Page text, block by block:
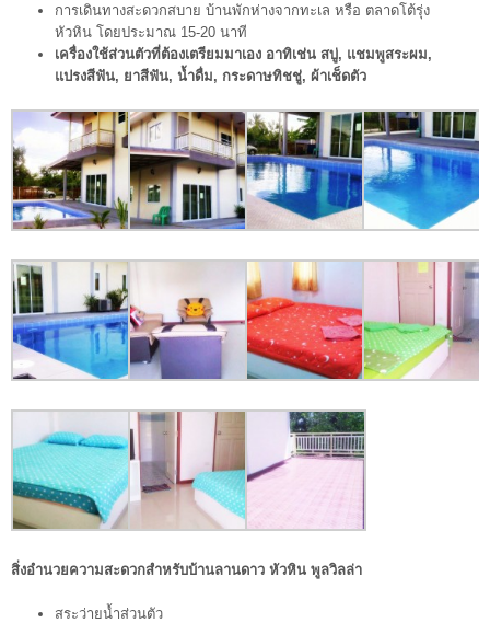
การเดินทางสะดวกสบาย บ้านพักห่างจากทะเล หรือ ตลาดโต้รุ่ง
หัวหิน โดยประมาณ 15-20 นาที
เครื่องใช้ส่วนตัวที่ต้องเตรียมมาเอง อาทิเช่น สบู่, แชมพูสระผม,
แปรงสีฟัน, ยาสีฟัน, น้ำดื่ม, กระดาษทิชชู่, ผ้าเช็ดตัว
สิ่งอำนวยความสะดวกสำหรับบ้านลานดาว หัวหิน พูลวิลล่า
สระว่ายน้ำส่วนตัว